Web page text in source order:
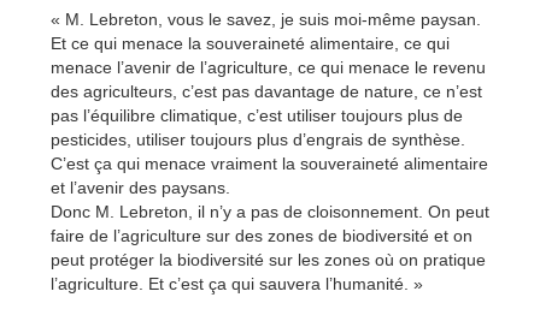
« M. Lebreton, vous le savez, je suis moi-même paysan.
Et ce qui menace la souveraineté alimentaire, ce qui
menace l’avenir de l’agriculture, ce qui menace le revenu
des agriculteurs, c’est pas davantage de nature, ce n’est
pas l’équilibre climatique, c’est utiliser toujours plus de
pesticides, utiliser toujours plus d’engrais de synthèse.
C’est ça qui menace vraiment la souveraineté alimentaire
et l’avenir des paysans.
Donc M. Lebreton, il n’y a pas de cloisonnement. On peut
faire de l’agriculture sur des zones de biodiversité et on
peut protéger la biodiversité sur les zones où on pratique
l’agriculture. Et c’est ça qui sauvera l’humanité. »